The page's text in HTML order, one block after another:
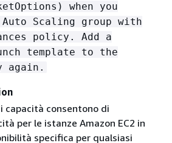
when you
Scaling group with
policy. Add a
template to the
again.
capacità consentono di
per le istanze Amazon EC2 in
specifica per qualsiasi